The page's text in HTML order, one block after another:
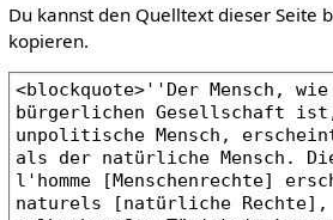
Du kannst den Quelltext dieser Seite
kopieren.